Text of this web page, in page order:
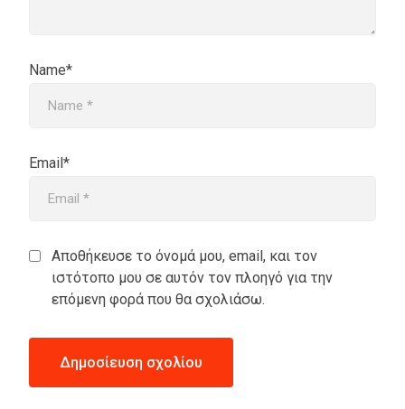
Name*
Email*
Αποθήκευσε το όνομά μου, email, και τον
ιστότοπο μου σε αυτόν τον πλοηγό για την
επόμενη φορά που θα σχολιάσω.